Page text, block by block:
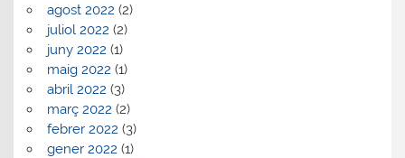
agost 2022 (2)
juliol 2022 (2)
juny 2022 (1)
maig 2022 (1)
abril 2022 (3)
març 2022 (2)
febrer 2022 (3)
gener 2022 (1)